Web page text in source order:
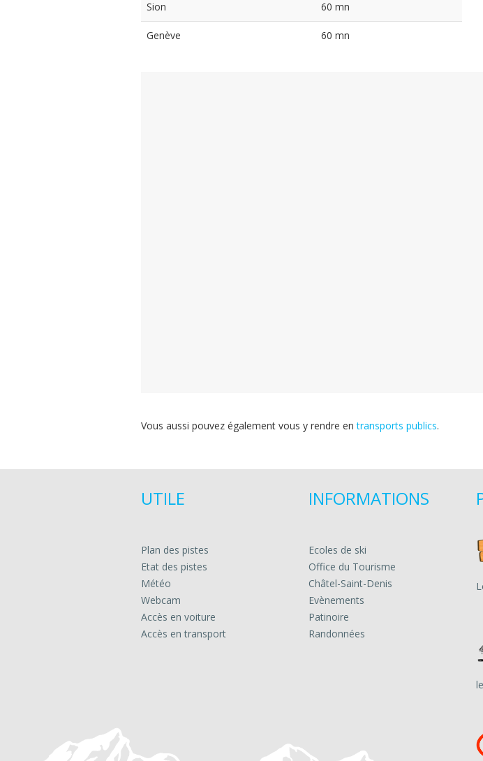
Sion 60 mn
Genève 60 mn
Vous aussi pouvez également vous y rendre entransports publics.
UTILE
Plan des pistes
Etat des pistes
Météo
Webcam
Accès en voiture
Accès en transport
INFORMATIONS
Ecoles de ski
Office du Tourisme
Châtel-Saint-Denis
Evènements
Patinoire
Randonnées